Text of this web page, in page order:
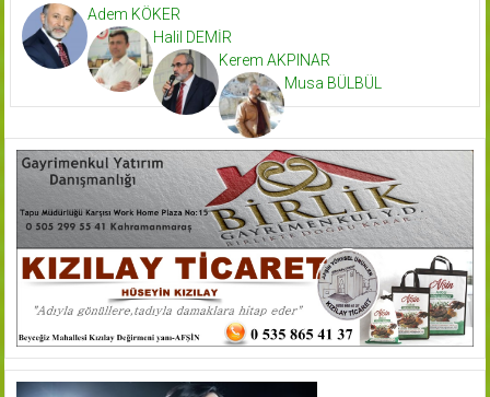
Adem KÖKER
Halil DEMİR
Kerem AKPINAR
Musa BÜLBÜL